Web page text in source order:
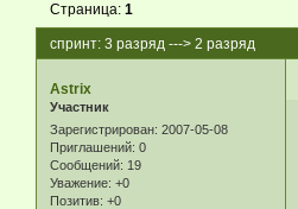
спринт: 3 разряд ---> 2 разряд
Страница:1
Astrix
Участник
Зарегистрирован: 2007-05-08
Приглашений: 0
Сообщений: 19
Уважение: +0
Позитив: +0